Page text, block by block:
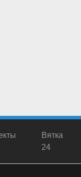
Вятка
24